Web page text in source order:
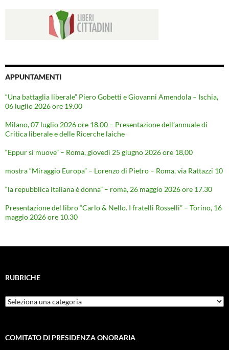
APPUNTAMENTI
“Una battaglia liberale” Piero Gobetti e Giovanni Amendola – Ischia,
06 luglio 2026 ore 19.00
Milano, 07 luglio 2026 ore 18.00 – Presentazione dell’annuale di
Critica liberale e delle Ricerche laiche
“Eppur si muove” – Roma, giovedì 25 giugno 2026 ore 18,00
mostra “Miraggio Europa” – Lorenzo di Pietro – Roma, via Rattazzi 10
“la repubblica italiana è donna” – roma, 26 maggio 2026 ore 17.30
Presentazione del libro “Carlo & Nello. I fratelli Rosselli” – Torino, 16
maggio 2026 ore 10.30
RUBRICHE
Rubriche
COMITATO DI PRESIDENZA ONORARIA